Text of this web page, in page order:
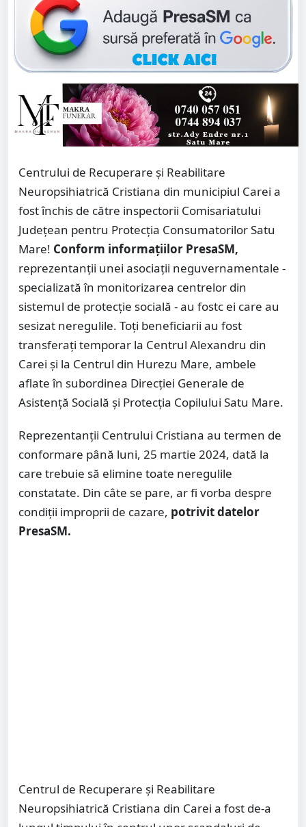
Centrului de Recuperare şi Reabilitare
Neuropsihiatrică Cristiana din municipiul Carei a
fost închis de către inspectorii Comisariatului
Județean pentru Protecția Consumatorilor Satu
Mare! Conform informațiilor PresaSM,
reprezentanții unei asociații neguvernamentale -
specializată în monitorizarea centrelor din
sistemul de protecție socială - au fostc ei care au
sesizat neregulile. Toți beneficiarii au fost
transferați temporar la Centrul Alexandru din
Carei și la Centrul din Hurezu Mare, ambele
aflate în subordinea Direcției Generale de
Asistență Socială și Protecția Copilului Satu Mare.
Reprezentanții Centrului Cristiana au termen de
conformare până luni, 25 martie 2024, dată la
care trebuie să elimine toate neregulile
constatate. Din câte se pare, ar fi vorba despre
condiții improprii de cazare, potrivit datelor
PresaSM.
Centrul de Recuperare şi Reabilitare
Neuropsihiatrică Cristiana din Carei a fost de-a